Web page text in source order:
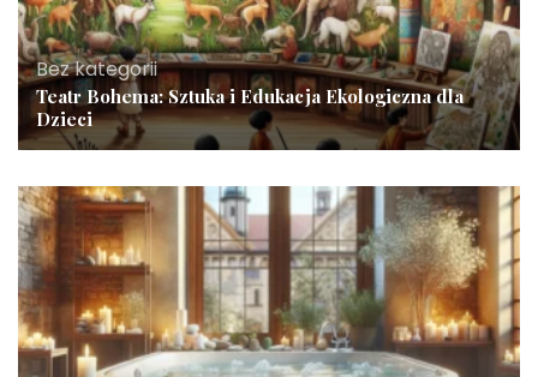
Bez kategorii
Teatr Bohema: Sztuka i Edukacja Ekologiczna dla
Dzieci